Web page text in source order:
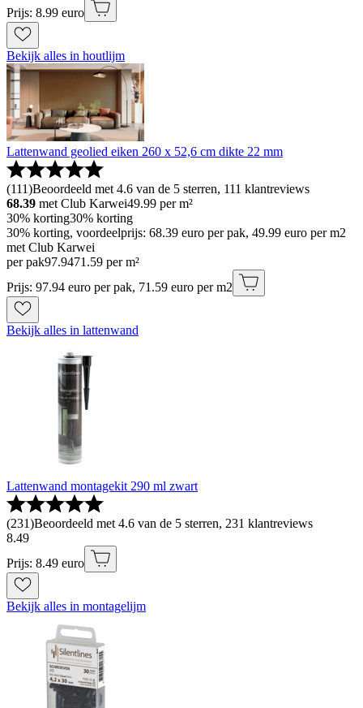
Prijs: 8.99 euro
Bekijk alles in houtlijm
Lattenwand geolied eiken 260 x 52,6 cm dikte 22 mm
(111)Beoordeeld met 4.6 van de 5 sterren, 111 klantreviews
68.39 met Club Karwei49.99 per m²
30% korting30% korting
30% korting, voordeelprijs: 68.39 euro per pak, 49.99 euro per m2
met Club Karwei
per pak97.9471.59 per m²
Prijs: 97.94 euro per pak, 71.59 euro per m2
Bekijk alles in lattenwand
Lattenwand montagekit 290 ml zwart
(231)Beoordeeld met 4.6 van de 5 sterren, 231 klantreviews
8.49
Prijs: 8.49 euro
Bekijk alles in montagelijm